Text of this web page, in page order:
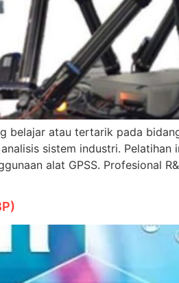
belajar atau tertarik pada
sistem industri.
alat GPSS. Profesional